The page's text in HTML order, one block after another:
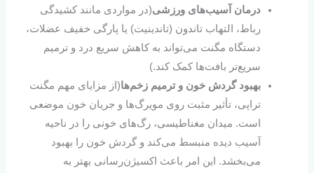
درمان آسیب‌های ورزشی(در مواردی مانند کشیدگی
رباط، التهاب تاندون (تاندینیت) یا پارگی خفیف عضلات،
دستگاه مگنت می‌تواند به کاهش سریع درد و ترمیم
سریع‌تر بافت‌ها کمک کند.)
بهبود گردش خون و ترمیم زخم‌ها(از مزایای مهم مگنت
تراپی، تأثیر مثبت روی مویرگ‌ها و جریان خون موضعی
است. میدان مغناطیسی، رگ‌های خونی را در ناحیه
آسیب‌ دیده منبسط می‌کند و گردش خون را بهبود
می‌بخشد. این امر باعث اکسیژن‌رسانی بهتر به